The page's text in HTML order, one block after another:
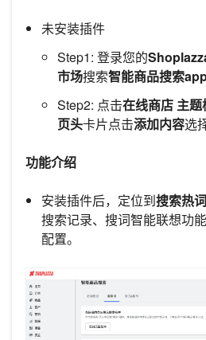
未安装插件
Step1: 登录您的
市场搜索智能商品搜索
Step2: 点击在线商店 主题
页头卡片点击添加内容选
功能介绍
安装插件后，定位到搜索热词
搜索记录、搜词智能联想功
配置。